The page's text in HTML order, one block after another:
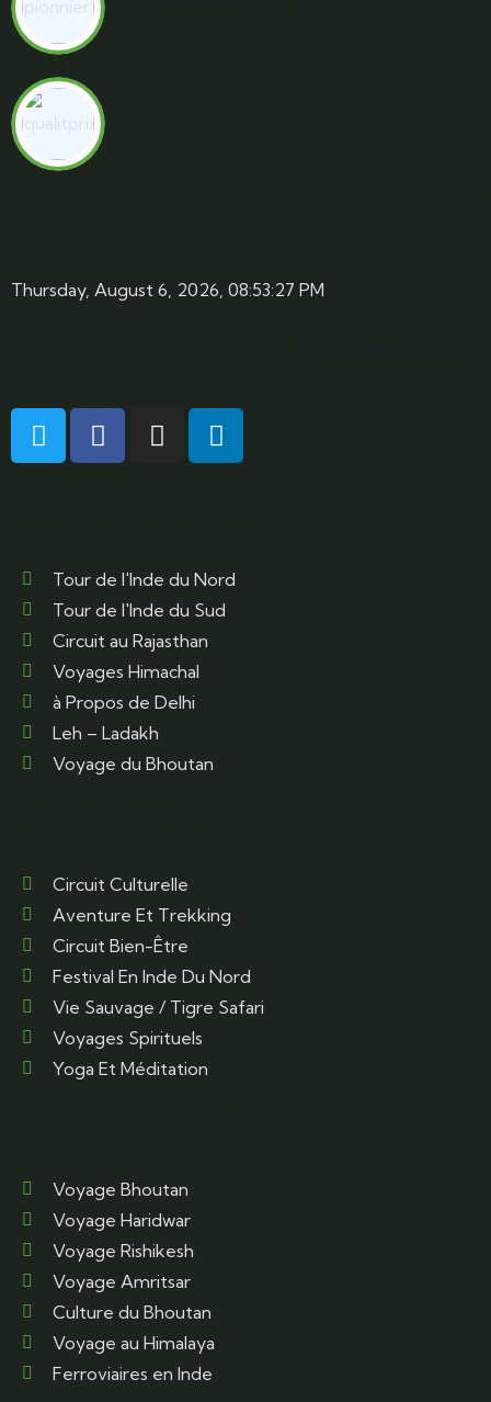
Thursday, August 6, 2026, 08:53:28 PM
Tour de l'Inde du Nord
Tour de l'Inde du Sud
Circuit au Rajasthan
Voyages Himachal
à Propos de Delhi
Leh – Ladakh
Voyage du Bhoutan
Circuit Culturelle
Aventure Et Trekking
Circuit Bien-Être
Festival En Inde Du Nord
Vie Sauvage / Tigre Safari
Voyages Spirituels
Yoga Et Méditation
Voyage Bhoutan
Voyage Haridwar
Voyage Rishikesh
Voyage Amritsar
Culture du Bhoutan
Voyage au Himalaya
Ferroviaires en Inde